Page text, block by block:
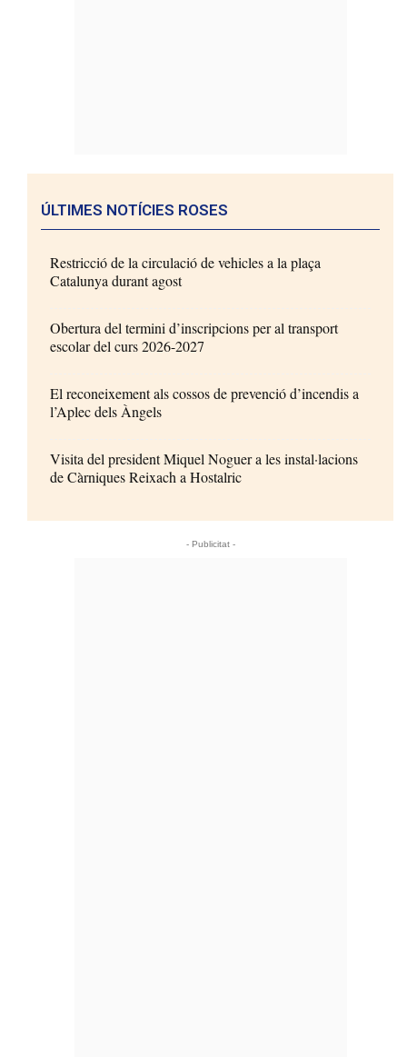
ÚLTIMES NOTÍCIES ROSES
Restricció de la circulació de vehicles a la plaça
Catalunya durant agost
Obertura del termini d’inscripcions per al transport
escolar del curs 2026-2027
El reconeixement als cossos de prevenció d’incendis a
l’Aplec dels Àngels
Visita del president Miquel Noguer a les instal·lacions
de Càrniques Reixach a Hostalric
- Publicitat -